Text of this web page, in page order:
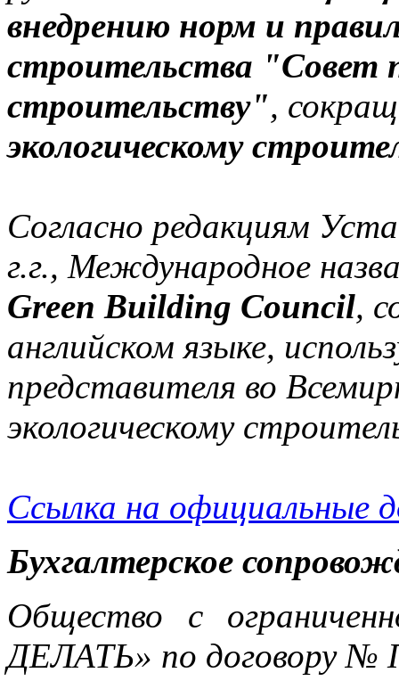
внедрению норм и правил
строительства "Совет
строительству",
экологическому
Согласно редакциям
г.г., Международное
Green Building Council,
английском языке,
представителя во
экологическому
Ссылка на официальные
Бухгалтерское
Общество с
ДЕЛАТЬ» по договору